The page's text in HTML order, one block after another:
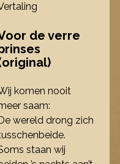
de verre
komen nooit
saam:
wereld drong zich
staan wij